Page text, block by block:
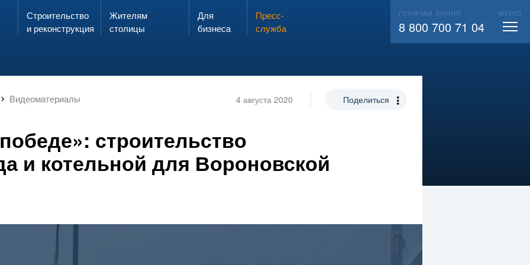
Запах газа?
ЗВОНИ 104 ВЫЗВАТЬ СЛЕСАРЯ
Строительство
и реконструкция
Жителям
столицы
Для
бизнеса
Пресс-
служба
ГОРЯЧАЯ ЛИНИЯ
8 800 700 71 04
МЕНЮ
Видеоматериалы 4 августа 2020 Поделиться
строительство
и котельной для Вороновской